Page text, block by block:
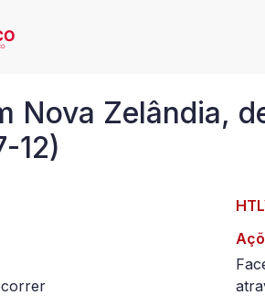
Nova Zelândia,
12)